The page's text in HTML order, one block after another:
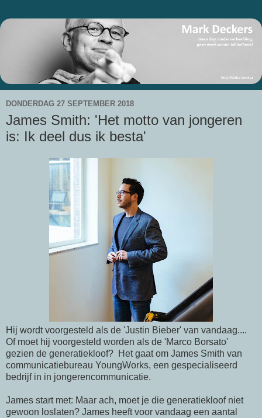
DONDERDAG 27 SEPTEMBER 2018
James Smith: 'Het motto van jongeren
is: Ik deel dus ik besta'
Hij wordt voorgesteld als de 'Justin Bieber' van vandaag....
Of moet hij voorgesteld worden als de 'Marco Borsato'
gezien de generatiekloof? Het gaat om James Smith van
communicatiebureau YoungWorks, een gespecialiseerd
bedrijf in in jongerencommunicatie.
James start met: Maar ach, moet je die generatiekloof niet
gewoon loslaten? James heeft voor vandaag een aantal